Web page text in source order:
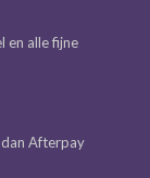
en alle fijne
Afterpay